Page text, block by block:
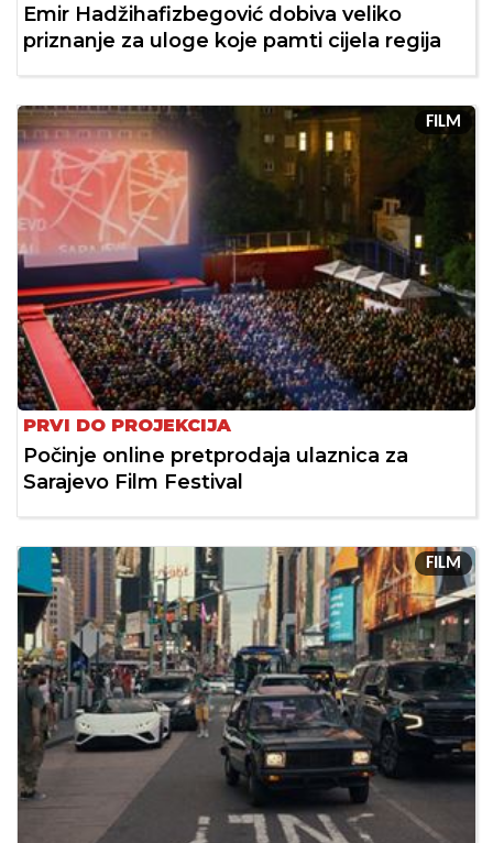
Emir Hadžihafizbegović dobiva veliko
priznanje za uloge koje pamti cijela regija
FILM
PRVI DO PROJEKCIJA
Počinje online pretprodaja ulaznica za
Sarajevo Film Festival
FILM